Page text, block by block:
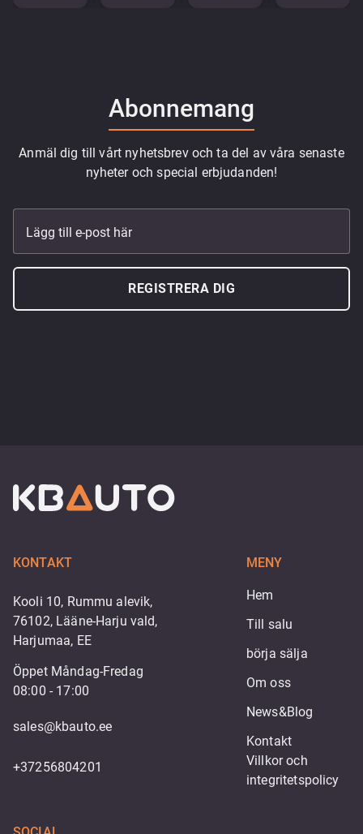
Abonnemang
Anmäl dig till vårt nyhetsbrev och ta del av våra senaste
nyheter och special erbjudanden!
Lägg till e-post här
REGISTRERA DIG
KONTAKT
Kooli 10, Rummu alevik,
76102, Lääne-Harju vald,
Harjumaa, EE
Öppet Måndag-Fredag
08:00 - 17:00
sales@kbauto.ee
+37256804201
MENY
Hem
Till salu
börja sälja
Om oss
News&Blog
Kontakt
Villkor och
integritetspolicy